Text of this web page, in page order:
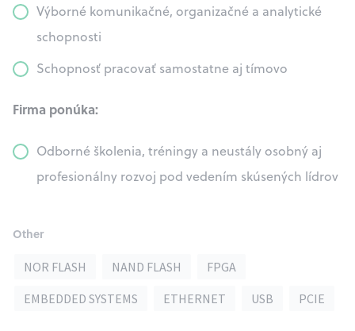
Výborné komunikačné, organizačné a analytické
schopnosti
Schopnosť pracovať samostatne aj tímovo
Firma ponúka:
Odborné školenia, tréningy a neustály osobný aj
profesionálny rozvoj pod vedením skúsených lídrov
Other
NOR FLASH NAND FLASH
FPGA
EMBEDDED SYSTEMS
ETHERNET USB PCIE